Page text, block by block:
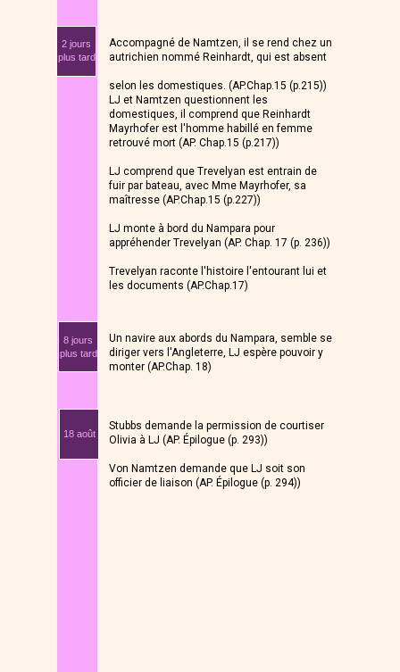
2 jours
plus tard
Accompagné de Namtzen, il se rend chez un
autrichien nommé Reinhardt, qui est absent
selon les domestiques. (AP.Chap.15 (p.215))
LJ et Namtzen questionnent les
domestiques, il comprend que Reinhardt
Mayrhofer est l'homme habillé en femme
retrouvé mort (AP. Chap.15 (p.217))
LJ comprend que Trevelyan est entrain de
fuir par bateau, avec Mme Mayrhofer, sa
maîtresse (AP.Chap.15 (p.227))
LJ monte à bord du Nampara pour
appréhender Trevelyan (AP. Chap. 17 (p. 236))
Trevelyan raconte l'histoire l'entourant lui et
les documents (AP.Chap.17)
Un navire aux abords du Nampara, semble se
diriger vers l'Angleterre, LJ espère pouvoir y
monter (AP.Chap. 18)
8 jours
plus tard
Stubbs demande la permission de courtiser
Olivia à LJ (AP. Épilogue (p. 293))
Von Namtzen demande que LJ soit son
officier de liaison (AP. Épilogue (p. 294))
18 août